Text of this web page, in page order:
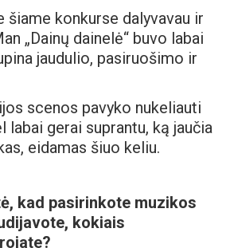
šiame konkurse dalyvavau ir
„Dainų dainelė“ buvo labai
jaudulio, pasiruošimo ir
scenos pavyko nukeliauti
labai gerai suprantu, ką jaučia
eidamas šiuo keliu.
kad pasirinkote muzikos
kokiais